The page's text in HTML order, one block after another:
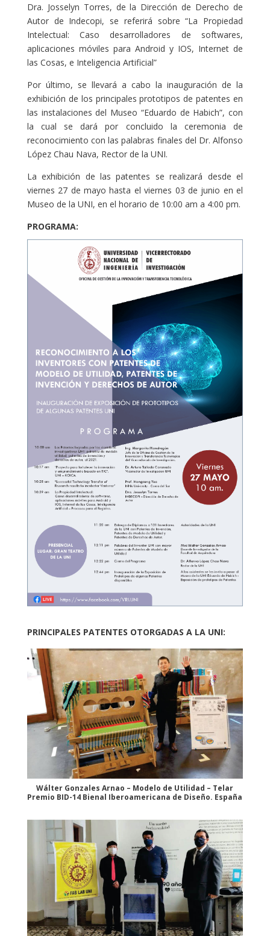
Dra. Josselyn Torres, de la Dirección de Derecho de
Autor de Indecopi, se referirá sobre “La Propiedad
Intelectual: Caso desarrolladores de softwares,
aplicaciones móviles para Android y IOS, Internet de
las Cosas, e Inteligencia Artificial”
Por último, se llevará a cabo la inauguración de la
exhibición de los principales prototipos de patentes en
las instalaciones del Museo “Eduardo de Habich”, con
la cual se dará por concluido la ceremonia de
reconocimiento con las palabras finales del Dr. Alfonso
López Chau Nava, Rector de la UNI.
La exhibición de las patentes se realizará desde el
viernes 27 de mayo hasta el viernes 03 de junio en el
Museo de la UNI, en el horario de 10:00 am a 4:00 pm.
PROGRAMA:
PRINCIPALES PATENTES OTORGADAS A LA UNI:
Wálter Gonzales Arnao – Modelo de Utilidad – Telar
Premio BID-14 Bienal Iberoamericana de Diseño. España